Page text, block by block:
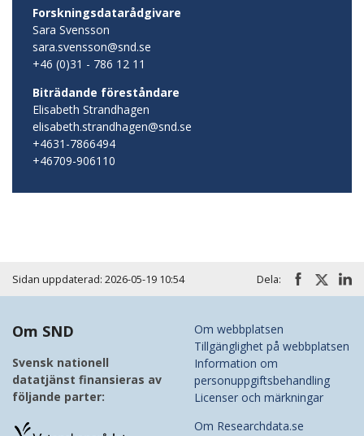
Forskningsdatarådgivare
Sara Svensson
sara.svensson@snd.se
+46 (0)31 - 786 12 11
Biträdande föreståndare
Elisabeth Strandhagen
elisabeth.strandhagen@snd.se
+4631-7866494
+46709-906110
Sidan uppdaterad: 2026-05-19 10:54 Dela:
Om SND
Svensk nationell
datatjänst finansieras av
följande parter:
Om webbplatsen
Tillgänglighet på webbplatsen
Information om
personuppgiftsbehandling
Licenser och märkningar
Om Researchdata.se